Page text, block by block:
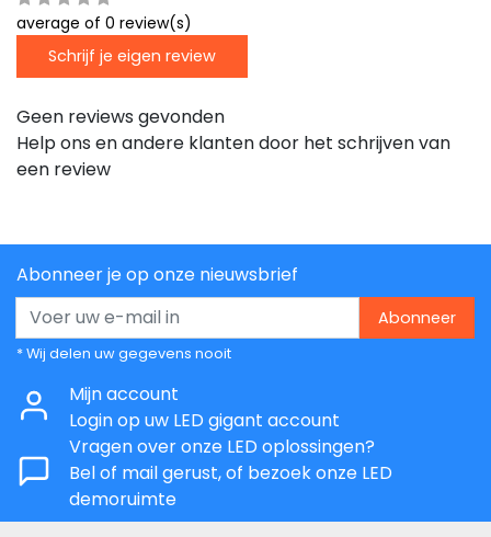
average of 0 review(s)
Schrijf je eigen review
Geen reviews gevonden
Help ons en andere klanten door het schrijven van
een review
Abonneer je op onze nieuwsbrief
Abonneer
* Wij delen uw gegevens nooit
Mijn account
Login op uw LED gigant account
Vragen over onze LED oplossingen?
Bel of mail gerust, of bezoek onze LED
demoruimte